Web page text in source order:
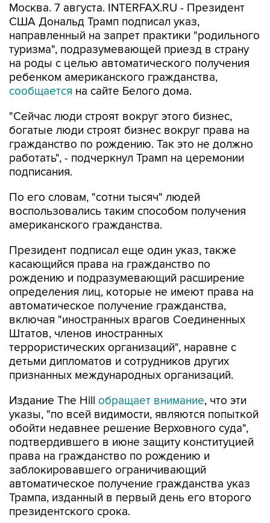
Москва. 7 августа. INTERFAX.RU - Президент
США Дональд Трамп подписал указ,
направленный на запрет практики "родильного
туризма", подразумевающей приезд в страну
на роды с целью автоматического получения
ребенком американского гражданства,
сообщается на сайте Белого дома.
"Сейчас люди строят вокруг этого бизнес,
богатые люди строят бизнес вокруг права на
гражданство по рождению. Так это не должно
работать", - подчеркнул Трамп на церемонии
подписания.
По его словам, "сотни тысяч" людей
воспользовались таким способом получения
американского гражданства.
Президент подписал еще один указ, также
касающийся права на гражданство по
рождению и подразумевающий расширение
определения лиц, которые не имеют права на
автоматическое получение гражданства,
включая "иностранных врагов Соединенных
Штатов, членов иностранных
террористических организаций", наравне с
детьми дипломатов и сотрудников других
признанных международных организаций.
Издание The Hill обращает внимание, что эти
указы, "по всей видимости, являются попыткой
обойти недавнее решение Верховного суда",
подтвердившего в июне защиту конституцией
права на гражданство по рождению и
заблокировавшего ограничивающий
автоматическое получение гражданства указ
Трампа, изданный в первый день его второго
президентского срока.